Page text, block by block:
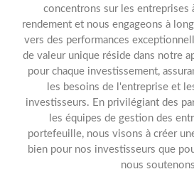
concentrons sur les
rendement et nous engageons à
vers des performances
de valeur unique réside dans notre
pour chaque investissement,
les besoins de l'entreprise et
investisseurs. En privilégiant des
les équipes de gestion des
portefeuille, nous visons à créer
bien pour nos investisseurs que
nous